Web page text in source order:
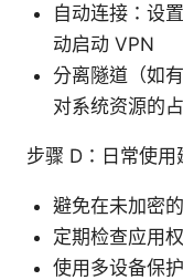
自动连接：设
动启动 VPN
分离隧道（如
对系统资源的
步骤 D：日常使用
避免在未加密
定期检查应用
使用多设备保